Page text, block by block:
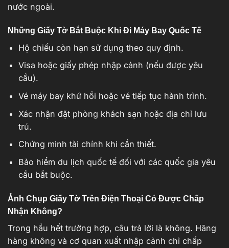
nước ngoài.
Những Giấy Tờ Bắt Buộc Khi Đi Máy Bay Quốc Tế
Hộ chiếu còn hạn sử dụng theo quy định.
Visa hoặc giấy phép nhập cảnh (nếu được yêu
cầu).
Vé máy bay khứ hồi hoặc vé tiếp tục hành trình.
Xác nhận đặt phòng khách sạn hoặc địa chỉ lưu
trú.
Chứng minh tài chính khi cần thiết.
Bảo hiểm du lịch quốc tế đối với các quốc gia yêu
cầu bắt buộc.
Ảnh Chụp Giấy Tờ Trên Điện Thoại Có Được Chấp
Nhận Không?
Trong hầu hết trường hợp, câu trả lời là không. Hãng
hàng không và cơ quan xuất nhập cảnh chỉ chấp